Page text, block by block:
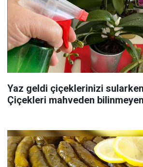
Yaz geldi çiçeklerinizi
Çiçekleri mahveden